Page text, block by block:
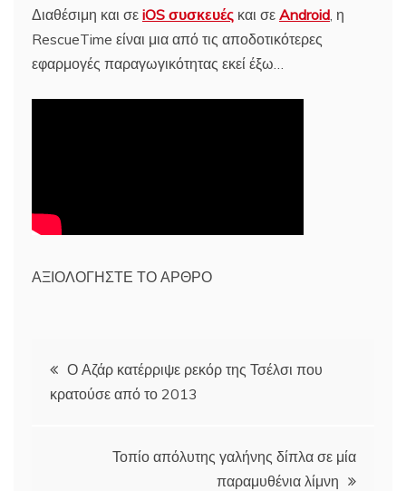
Διαθέσιμη και σε iOS συσκευές και σε Android, η
RescueTime είναι μια από τις αποδοτικότερες
εφαρμογές παραγωγικότητας εκεί έξω…
ΑΞΙΟΛΟΓΗΣΤΕ ΤΟ ΑΡΘΡΟ
Πλοήγηση
άρθρων
Ο Αζάρ κατέρριψε ρεκόρ της Τσέλσι που
κρατούσε από το 2013
Τοπίο απόλυτης γαλήνης δίπλα σε μία
παραμυθένια λίμνη